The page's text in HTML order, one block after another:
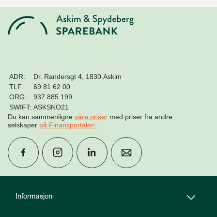
Informasjon
ADR:
Dr. Randersgt 4, 1830 Askim
TLF:
69 81 62 00
ORG:
937 885 199
SWIFT: ASKSNO21
Du kan sammenligne våre priser med priser fra andre
selskaper på Finansportalen